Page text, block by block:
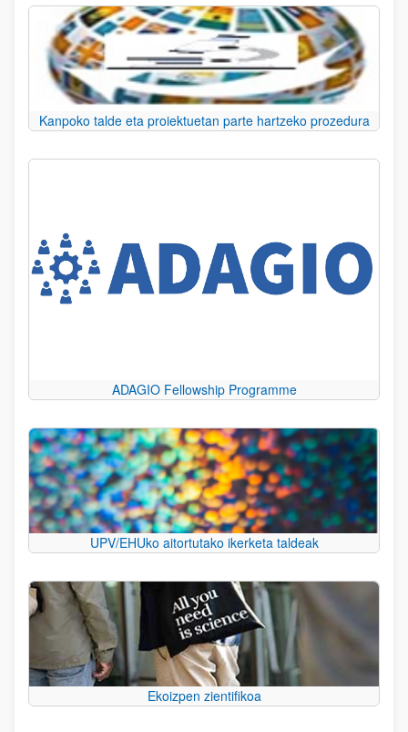
Kanpoko talde eta proiektuetan parte hartzeko prozedura
ADAGIO Fellowship Programme
UPV/EHUko aitortutako ikerketa taldeak
Ekoizpen zientifikoa